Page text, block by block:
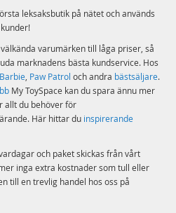
leksaksbutik på nätet och används
varumärken till låga priser, så
marknadens bästa kundservice. Hos
Barbie, Paw Patrol och andra bästsäljare.
My ToySpace kan du spara ännu mer
allt du behöver för
Här hittar du inspirerande
och paket skickas från vårt
inga extra kostnader som tull eller
till en trevlig handel hos oss på